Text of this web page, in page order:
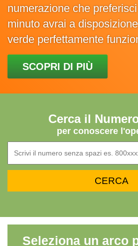
numerazione che
minuto avrai a
verde perfettamente
SCOPRI DI PIÙ
Cerca il
per conoscere
Seleziona un arco